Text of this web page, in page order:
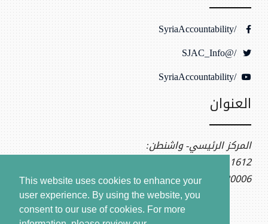
This website uses cookies to enhance your
user experience. By using the website, you
consent to our use of cookies. For more
/SyriaAccountability
/@SJAC_Info
/SyriaAccountability
العنوان
المركز الرئيسي- واشنطن:
1612 K St NW, Ste 400
Washington, DC 20006